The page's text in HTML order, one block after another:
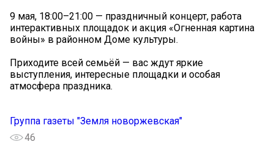
9 мая, 18:00–21:00 — праздничный концерт, работа
интерактивных площадок и акция «Огненная картина
войны» в районном Доме культуры.
Приходите всей семьёй — вас ждут яркие
выступления, интересные площадки и особая
атмосфера праздника.
Группа газеты "Земля новоржевская"
46